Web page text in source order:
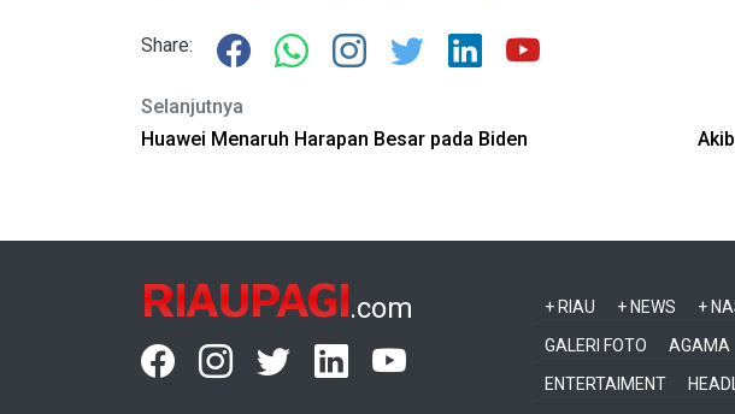
Share:
Selanjutnya
Huawei Menaruh Harapan Besar pada Biden
RIAUPAGI.com + RIAU + NEWS +
GALERI FOTO
AGAMA
ENTERTAIMENT